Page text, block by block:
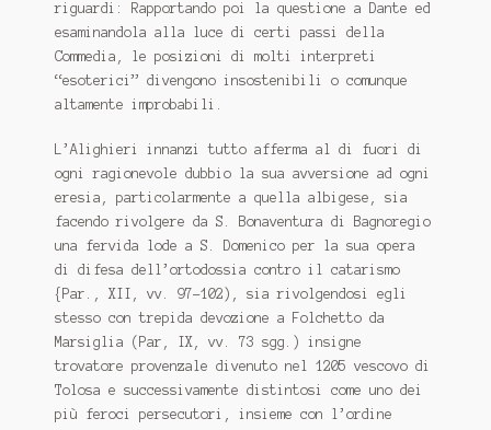
riguardi: Rapportando poi la questione a Dante ed
esaminandola alla luce di certi passi della
Commedia , le posizioni di molti interpreti
“esoterici” divengono insostenibili o comunque
altamente improbabili.
L’Alighieri innanzi tutto afferma al di fuori di
ogni ragionevole dubbio la sua avversione ad ogni
eresia, particolarmente a quella albigese, sia
facendo rivolgere da S. Bonaventura di Bagnoregio
una fervida lode a S. Domenico per la sua opera
di difesa dell’ortodossia contro il catarismo
{Par., XII, vv. 97-102), sia rivolgendosi egli
stesso con trepida devozione a Folchetto da
Marsiglia (Par, IX, vv. 73 sgg.) insigne
trovatore provenzale divenuto nel 1205 vescovo di
Tolosa e successivamente distintosi come uno dei
più feroci persecutori, insieme con l’ordine